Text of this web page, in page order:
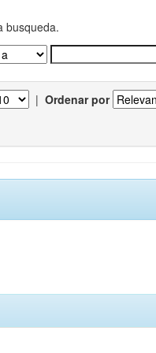
busqueda.
| Ordenar por